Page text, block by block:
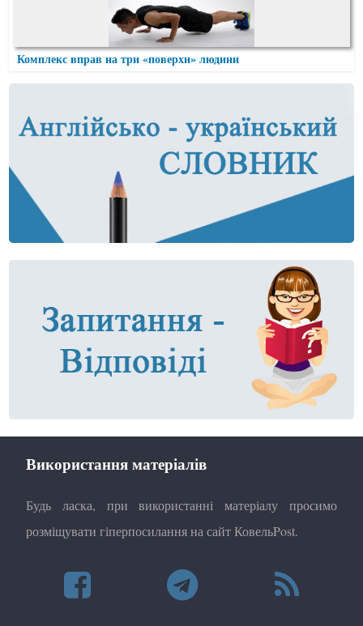
Комплекс вправ на три «поверхи» людини
Використання матеріалів
Будь ласка, при використанні матеріалу просимо
розміщувати гіперпосилання на сайт КовельPost.